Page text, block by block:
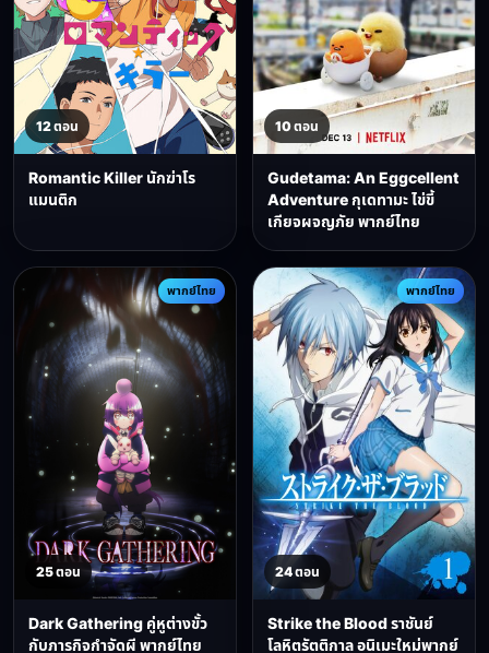
12 ตอน
Romantic Killer นักฆ่าโร
แมนติก
10 ตอน
Gudetama: An Eggcellent
Adventure กุเดทามะ ไข่ขี้
เกียจผจญภัย พากย์ไทย
พากย์ไทย
25 ตอน
Dark Gathering คู่หูต่างขั้ว
กับภารกิจกำจัดผี พากย์ไทย
พากย์ไทย
24 ตอน
Strike the Blood ราชันย์
โลหิตรัตติกาล อนิเมะใหม่พากย์